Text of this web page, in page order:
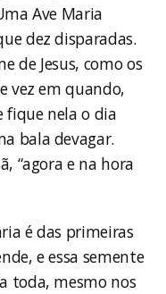
Ave Maria
dez disparadas.
de Jesus, como os
vez em quando,
fique nela o dia
bala devagar.
“agora e na hora
é das primeiras
e essa semente
toda, mesmo nos